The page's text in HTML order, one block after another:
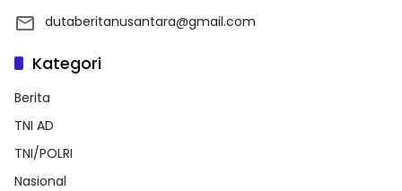
dutaberitanusantara@gmail.com
Kategori
Berita
TNI AD
TNI/POLRI
Nasional